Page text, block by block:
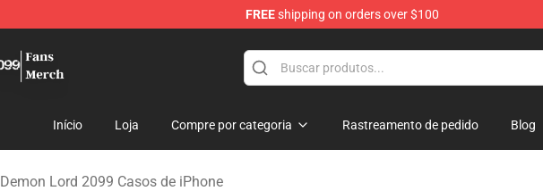
FREEshipping on orders over $100
Início Loja Compre por categoria Rastreamento de pedido Blog
Demon Lord 2099 Casos de iPhone